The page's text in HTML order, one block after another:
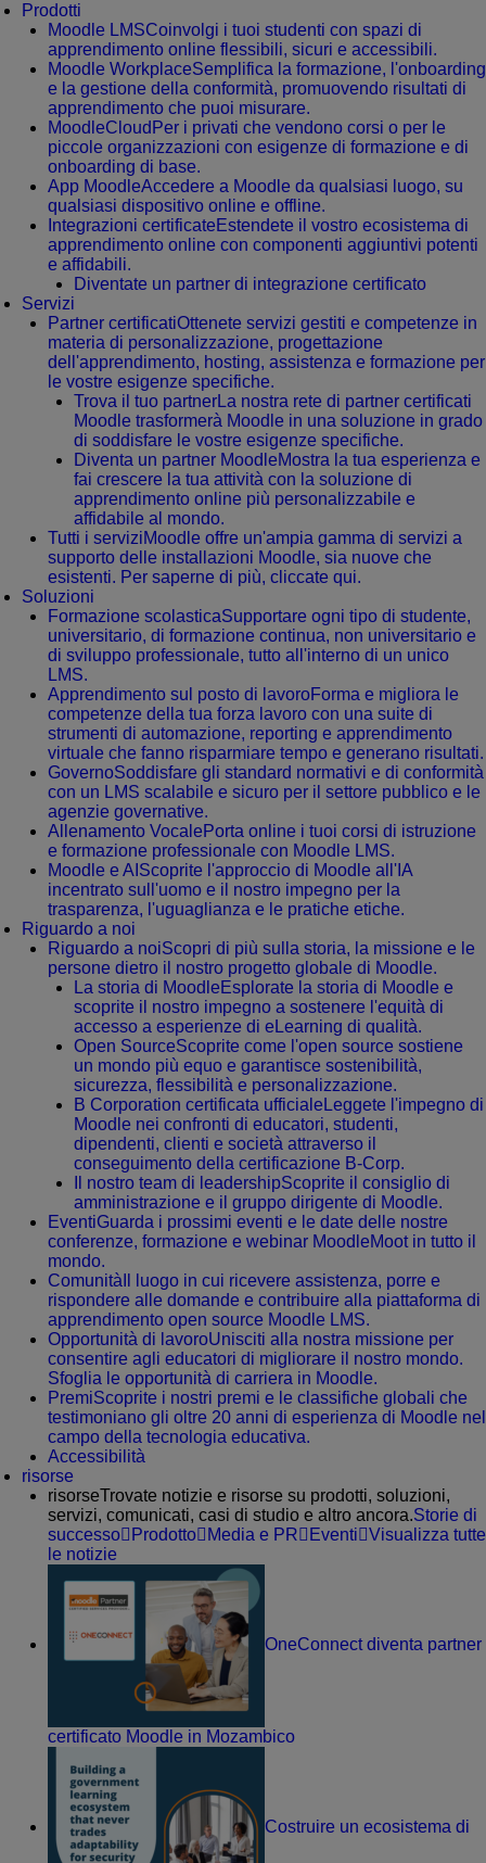
Prodotti
Moodle LMSCoinvolgi i tuoi studenti con spazi di
apprendimento online flessibili, sicuri e accessibili.
Moodle WorkplaceSemplifica la formazione, l'onboarding
e la gestione della conformità, promuovendo risultati di
apprendimento che puoi misurare.
MoodleCloud Per i privati che vendono corsi o per le
piccole organizzazioni con esigenze di formazione e di
onboarding di base.
App MoodleAccedere a Moodle da qualsiasi luogo, su
qualsiasi dispositivo online e offline.
Integrazioni certificate Estendete il vostro ecosistema di
apprendimento online con componenti aggiuntivi potenti
e affidabili.
Diventate un partner di integrazione certificato
Servizi
Partner certificatiOttenete servizi gestiti e competenze in
materia di personalizzazione, progettazione
dell'apprendimento, hosting, assistenza e formazione per
le vostre esigenze specifiche.
Trova il tuo partnerLa nostra rete di partner certificati
Moodle trasformerà Moodle in una soluzione in grado
di soddisfare le vostre esigenze specifiche.
Diventa un partner MoodleMostra la tua esperienza e
fai crescere la tua attività con la soluzione di
apprendimento online più personalizzabile e
affidabile al mondo.
Tutti i serviziMoodle offre un'ampia gamma di servizi a
supporto delle installazioni Moodle, sia nuove che
esistenti. Per saperne di più, cliccate qui.
Soluzioni
Formazione scolasticaSupportare ogni tipo di studente,
universitario, di formazione continua, non universitario e
di sviluppo professionale, tutto all'interno di un unico
LMS.
Apprendimento sul posto di lavoroForma e migliora le
competenze della tua forza lavoro con una suite di
strumenti di automazione, reporting e apprendimento
virtuale che fanno risparmiare tempo e generano risultati.
GovernoSoddisfare gli standard normativi e di conformità
con un LMS scalabile e sicuro per il settore pubblico e le
agenzie governative.
Allenamento Vocale Porta online i tuoi corsi di istruzione
e formazione professionale con Moodle LMS.
Moodle e AI Scoprite l'approccio di Moodle all'IA
incentrato sull'uomo e il nostro impegno per la
trasparenza, l'uguaglianza e le pratiche etiche.
Riguardo a noi
Riguardo a noiScopri di più sulla storia, la missione e le
persone dietro il nostro progetto globale di Moodle.
La storia di Moodle Esplorate la storia di Moodle e
scoprite il nostro impegno a sostenere l'equità di
accesso a esperienze di eLearning di qualità.
Open SourceScoprite come l'open source sostiene
un mondo più equo e garantisce sostenibilità,
sicurezza, flessibilità e personalizzazione.
B Corporation certificata ufficiale Leggete l'impegno di
Moodle nei confronti di educatori, studenti,
dipendenti, clienti e società attraverso il
conseguimento della certificazione B-Corp.
Il nostro team di leadershipScoprite il consiglio di
amministrazione e il gruppo dirigente di Moodle.
EventiGuarda i prossimi eventi e le date delle nostre
conferenze, formazione e webinar MoodleMoot in tutto il
mondo.
Comunità Il luogo in cui ricevere assistenza, porre e
rispondere alle domande e contribuire alla piattaforma di
apprendimento open source Moodle LMS.
Opportunità di lavoroUnisciti alla nostra missione per
consentire agli educatori di migliorare il nostro mondo.
Sfoglia le opportunità di carriera in Moodle.
PremiScoprite i nostri premi e le classifiche globali che
testimoniano gli oltre 20 anni di esperienza di Moodle nel
campo della tecnologia educativa.
Accessibilità
risorse
risorseTrovate notizie e risorse su prodotti, soluzioni,
servizi, comunicati, casi di studio e altro ancora.Storie di
successo
Prodotto Media e PR Eventi
Visualizza tutte
le notizie
OneConnect diventa partner
certificato Moodle in Mozambico
Costruire un ecosistema di